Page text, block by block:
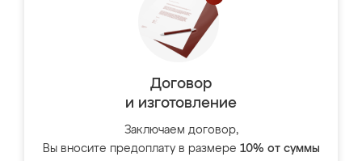
Договор
и изготовление
Заключаем договор,
Вы вносите предоплату в размере 10% от суммы